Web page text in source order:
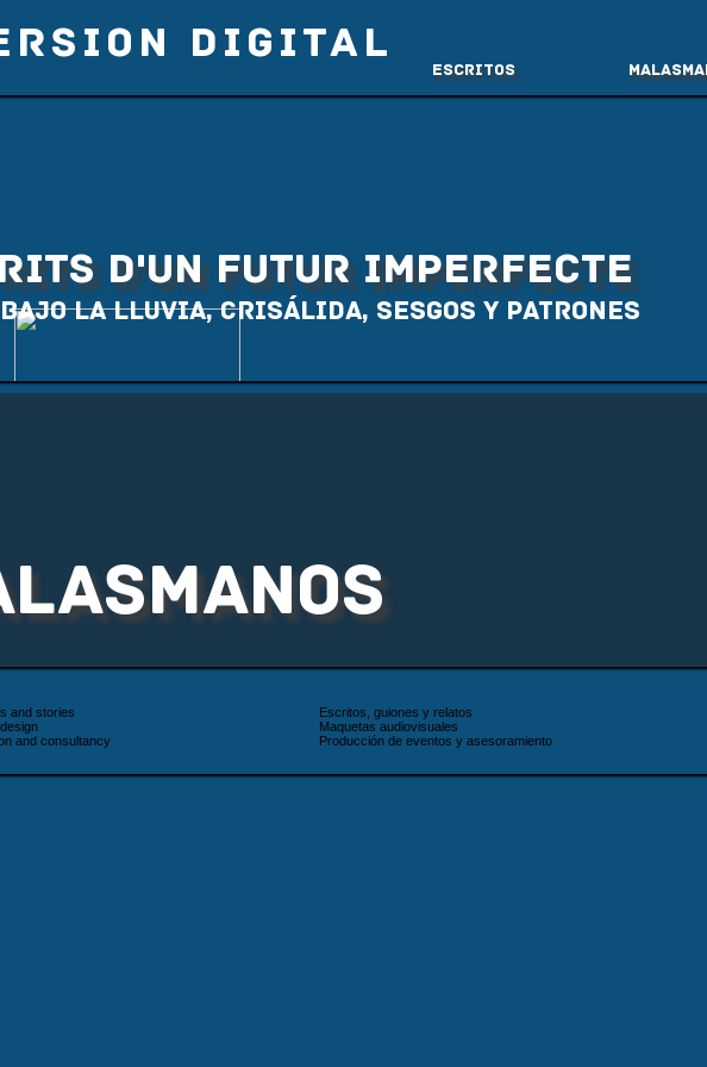
DIGITAL
Escritos
D'UN FUTUR IMPERFECTE
Bajo la lluvia, Crisálida, Sesgos y patrones
and stories
and consultancy
Escritos, guiones y relatos
Maquetas audiovisuales
Producción de eventos y asesoramiento